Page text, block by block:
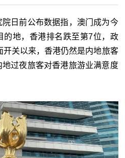
日前公布数据指，澳门成为今
的地，香港排名跌至第7位，政
关以来，香港仍然是内地旅客
过夜旅客对香港旅游业满意度